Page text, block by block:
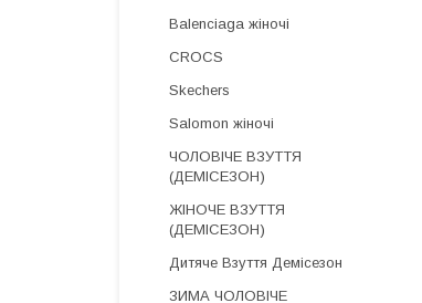
Balenciaga жіночі
CROCS
Skechers
Salomon жіночі
ЧОЛОВІЧЕ ВЗУТТЯ
(ДЕМІСЕЗОН)
ЖІНОЧЕ ВЗУТТЯ
(ДЕМІСЕЗОН)
Дитяче Взуття Демісезон
ЗИМА ЧОЛОВІЧЕ